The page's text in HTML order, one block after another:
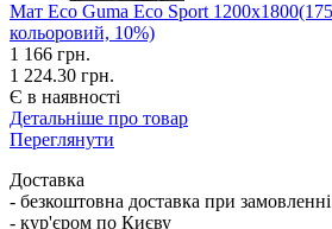
Мат Eco Guma Eco Sport
кольоровий, 10%)
1 166 грн.
1 224.30 грн.
Є в наявності
Детальніше про товар
Переглянути
Доставка
- безкоштовна доставка при
- кур'єром по Києву